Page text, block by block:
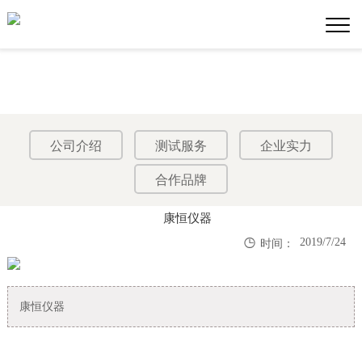
公司介绍 测试服务 企业实力
合作品牌
康恒仪器
 时间： 2019/7/24
康恒仪器